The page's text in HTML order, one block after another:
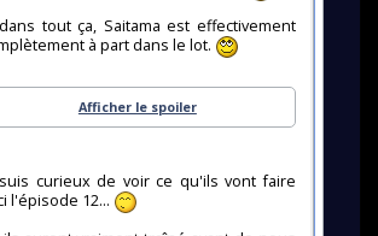
tout ça, Saitama est effectivement
à part dans le lot.
Afficher le spoiler
curieux de voir ce qu'ils vont faire
l'épisode 12...